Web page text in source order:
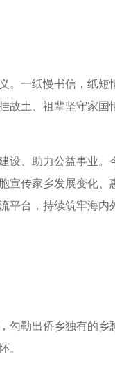
。一纸慢书信，纸短
故土、祖辈坚守家国
设、助力公益事业。
宣传家乡发展变化、
平台，持续筑牢海内
勾勒出侨乡独有的乡
。